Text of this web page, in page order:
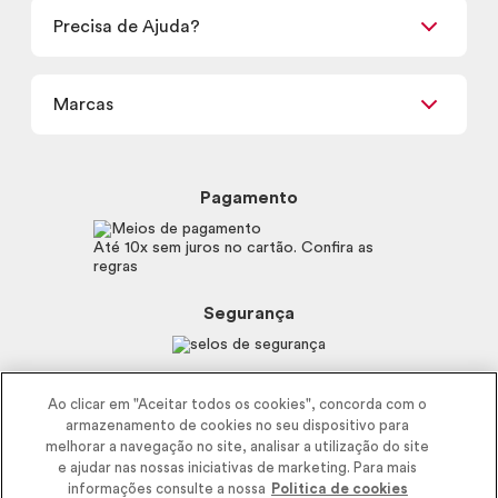
Nossas Lojas
Código de defesa do consumidor
Trabalhe com a gente
Recomendações Covid19
Precisa de Ajuda?
Frete e Entrega
Fale Conosco
E-mail
Marcas
Pagamento
Até 10x sem juros no cartão. Confira as
regras
Segurança
Ao clicar em "Aceitar todos os cookies", concorda com o
armazenamento de cookies no seu dispositivo para
melhorar a navegação no site, analisar a utilização do site
e ajudar nas nossas iniciativas de marketing. Para mais
informações consulte a nossa
Politica de cookies